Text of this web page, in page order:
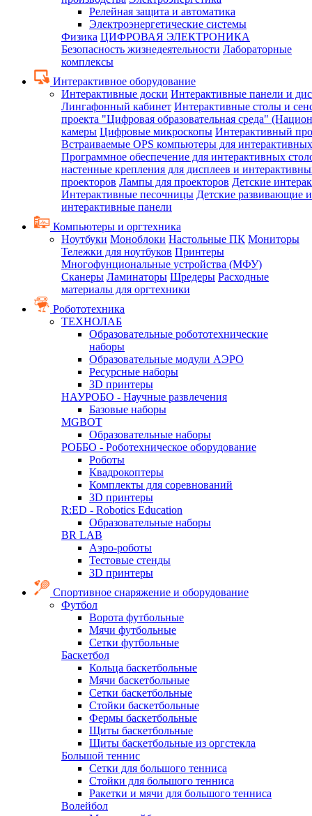
Релейная защита и автоматика
Электроэнергетические системы
Физика ЦИФРОВАЯ ЭЛЕКТРОНИКА
Безопасность жизнедеятельности Лабораторные
комплексы
Интерактивное оборудование
Интерактивные доски Интерактивные панели и
Лингафонный кабинет Интерактивные столы и
проекта "Цифровая образовательная среда"
камеры Цифровые микроскопы Интерактивный
Встраиваемые OPS компьютеры для
Программное обеспечение для интерактивных
настенные крепления для дисплеев и
проекторов Лампы для проекторов Детские
Интерактивные песочницы Детские развивающие
интерактивные панели
Компьютеры и оргтехника
Ноутбуки Моноблоки Настольные ПК Мониторы
Тележки для ноутбуков Принтеры
Многофунциональные устройства (МФУ)
Сканеры Ламинаторы Шредеры Расходные
материалы для оргтехники
Робототехника
ТЕХНОЛАБ
Образовательные робототехнические
наборы
Образовательные модули АЭРО
Ресурсные наборы
3D принтеры
НАУРОБО - Научные развлечения
Базовые наборы
MGBOT
Образовательные наборы
РОББО - Роботехническое оборудование
Роботы
Квадрокоптеры
Комплекты для соревнований
3D принтеры
R:ED - Robotics Education
Образовательные наборы
BR LAB
Аэро-роботы
Тестовые стенды
3D принтеры
Спортивное снаряжение и оборудование
Футбол
Ворота футбольные
Мячи футбольные
Сетки футбольные
Баскетбол
Кольца баскетбольные
Мячи баскетбольные
Сетки баскетбольные
Стойки баскетбольные
Фермы баскетбольные
Щиты баскетбольные
Щиты баскетбольные из оргстекла
Большой теннис
Сетки для большого тенниса
Стойки для большого тенниса
Ракетки и мячи для большого тенниса
Волейбол